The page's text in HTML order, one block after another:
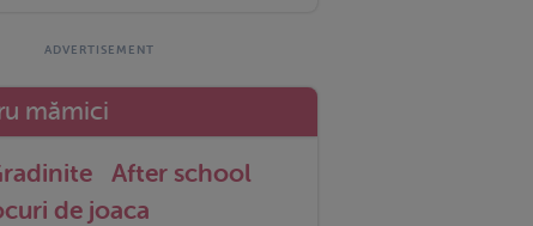
mămici
After school
de joaca